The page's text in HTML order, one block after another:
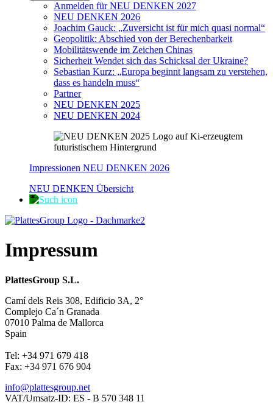
Anmelden für NEU DENKEN 2027
NEU DENKEN 2026
Joachim Gauck: „Zuversicht ist für mich quasi normal“
Geopolitik: Abschied von der Berechenbarkeit
Mobilitätswende im Zeichen Chinas
Sicherheit Wendet sich das Schicksal der Ukraine?
Sebastian Kurz: „Europa beginnt langsam zu verstehen,
dass es handeln muss“
Partner
NEU DENKEN 2025
NEU DENKEN 2024
Impressionen NEU DENKEN 2026
NEU DENKEN Übersicht
Impressum
PlattesGroup S.L.
Camí dels Reis 308, Edificio 3A, 2°
Complejo Ca´n Granada
07010 Palma de Mallorca
Spain
Tel: +34 971 679 418
Fax: +34 971 676 904
info@plattesgroup.net
VAT/Umsatz-ID: ES - B 570 348 11